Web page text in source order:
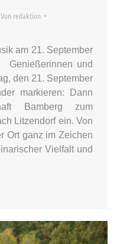
Von redaktion
am 21. September
und
den 21. September
markieren: Dann
Bamberg zum
Litzendorf ein. Von
Ort ganz im Zeichen
Vielfalt und